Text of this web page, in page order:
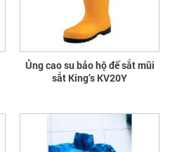
Ủng cao su bảo hộ đế sắt mũi
sắt King’s KV20Y